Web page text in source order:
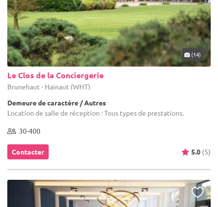
(14)
Le Clos de la Conciergerie
Brunehaut - Hainaut (WHT)
Demeure de caractère / Autres
Location de salle de réception : Tous types de prestations.
30-400
Contacter 5.0 (5)